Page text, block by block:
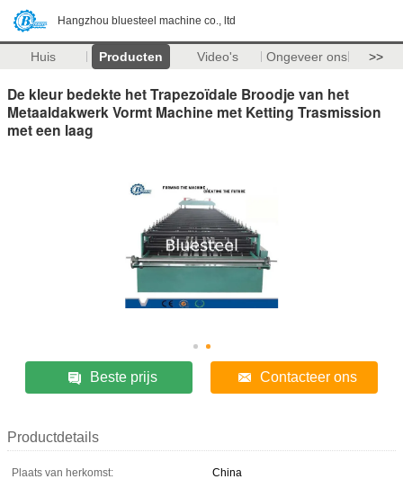
Hangzhou bluesteel machine co., ltd
Huis Producten Video's Ongeveer ons >>
De kleur bedekte het Trapezoïdale Broodje van het
Metaaldakwerk Vormt Machine met Ketting Trasmission
met een laag
Beste prijs Contacteer ons
Productdetails
Plaats van herkomst:
China